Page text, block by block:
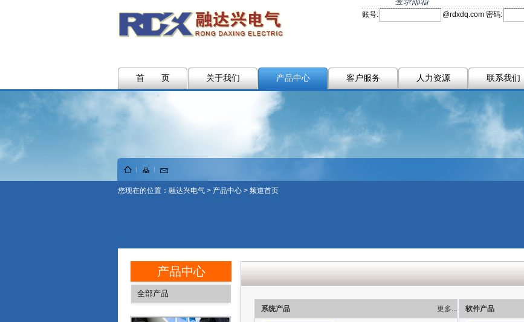
账号: @rdxdq.com 密码:
首 页 关于我们 产品中心 客户服务 人力资源 联系我们
您现在的位置： 融达兴电气 > 产品中心 > 频道首页
产品中心
全部产品
系统产品 更多... 软件产品